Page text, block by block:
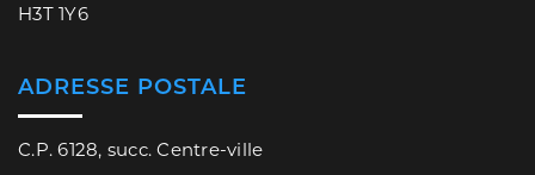
H3T 1Y6
ADRESSE POSTALE
C.P. 6128, succ. Centre-ville